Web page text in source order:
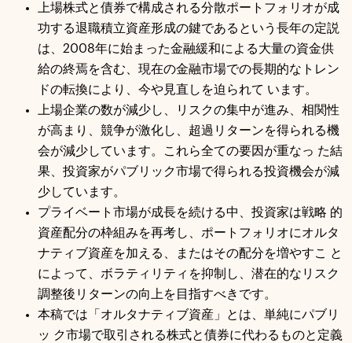
上場株式と債券で構成される分散ポートフォリオが成
功する退職積立資産形成の鍵であるという長年の定説
は、2008年に始まった金融緩和による大量の資金供
給の終焉を含む、現在の金融市場での長期的なトレン
ドの転換により、今や見直しを迫られて います。
上場企業の数が減少し、リスクの集中が進み、相関性
が高まり、競争が激化し、超過リターンを得られる機
会が減少しています。これら全ての要因が重なっ た結
果、投資家がパブリック市場で得られる投資機会が減
少しています。
プライベート市場が成長を続ける中、投資家は戦略 的
資産配分の枠組みを再考し、ポートフォリオにオルタ
ナティブ資産を加える、またはその配分を増やすこ と
によって、ボラティリティを抑制し、潜在的なリスク
調整後リターンの向上を目指すべきです。
本稿では「オルタナティブ資産」とは、単純にパブリ
ッ ク市場で取引される株式と債券に代わるものと定義